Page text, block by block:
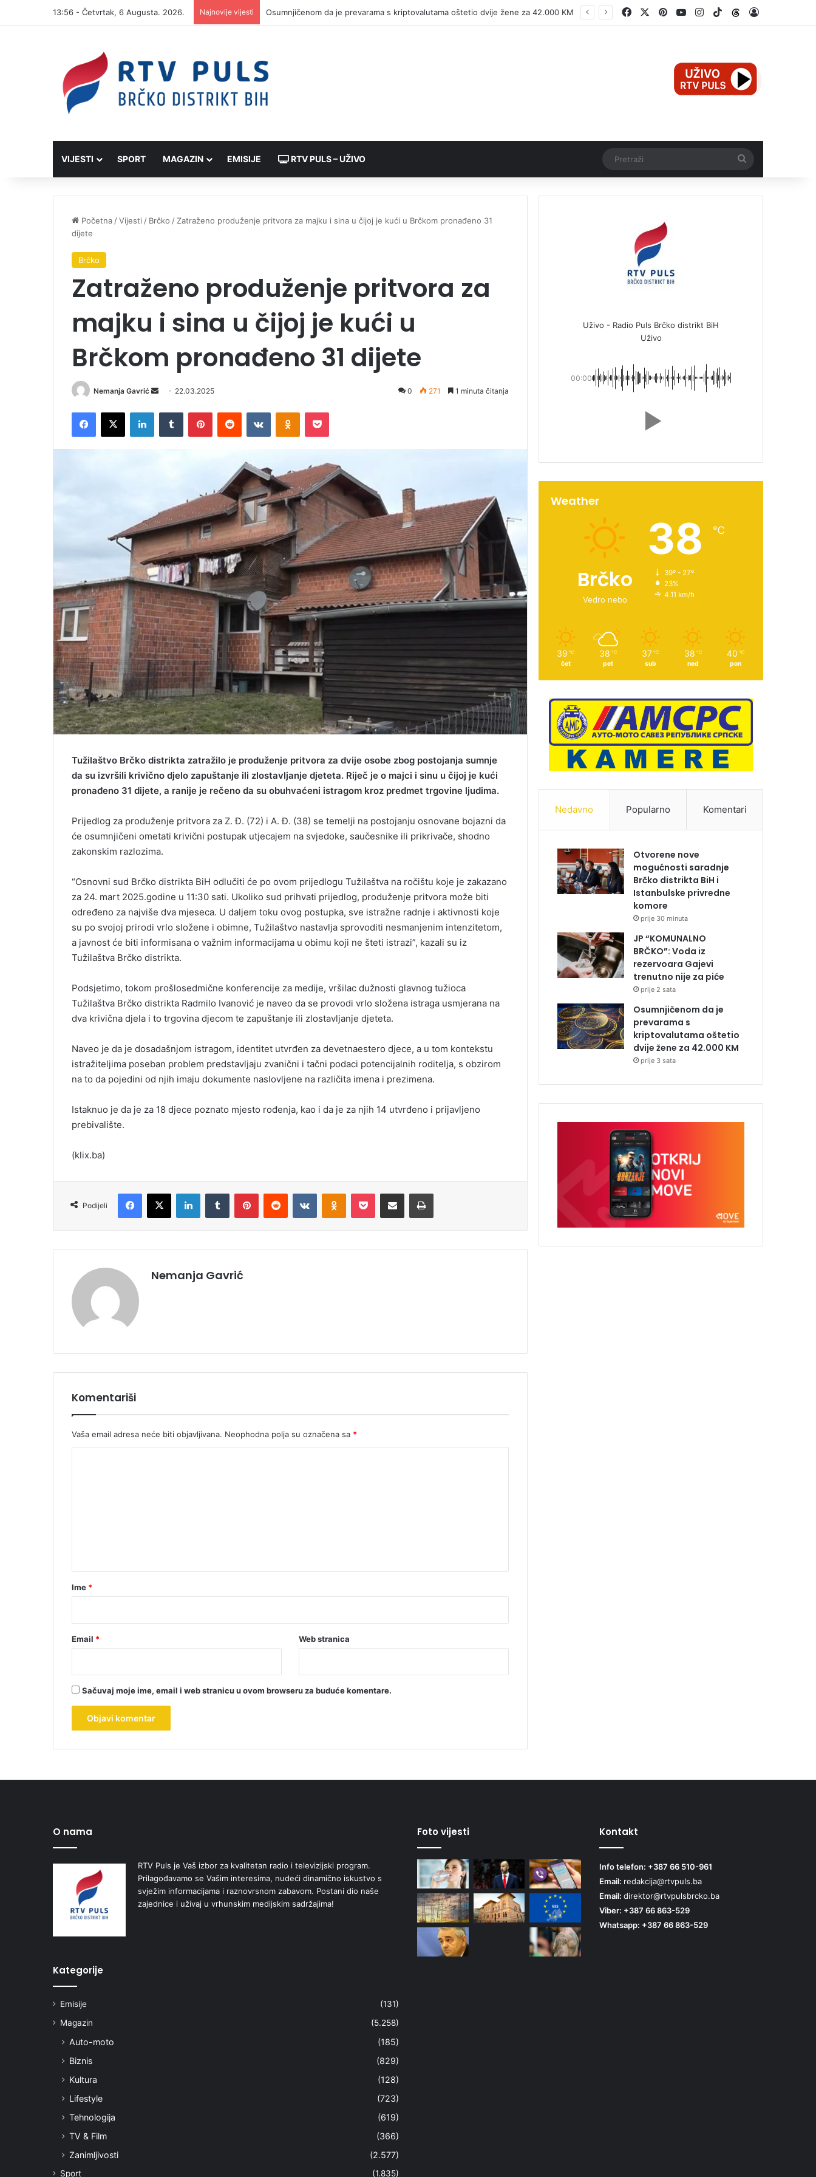
13:56 - Četvrtak, 6 Augusta. 2026. Najnovije vijesti JP KOMUNALNO BRČKO: RADOVI NA IZVORIŠTU ŠTREPCI – KORAK KA STABILNIJEM I KVALITETNIJEM VODOSNABDIJEVANJU FacebookPinterestYouTubeInstagram
TikTokThreads
VIJESTI SPORT MAGAZIN EMISIJE RTV PULS – UŽIVO
Početna /Vijesti / Brčko / Zatraženo produženje pritvora za majku i sina u čijoj je kući u Brčkom pronađeno 31
dijete
Brčko
Zatraženo produženje pritvora za
majku i sina u čijoj je kući u
Brčkom pronađeno 31 dijete
Nemanja Gavrić
d
i
l
22.03.2025 0 271 1 minuta čitanja
Tužilaštvo Brčko distrikta zatražilo je produženje pritvora za dvije osobe zbog postojanja sumnje
da su izvršili krivično djelo zapuštanje ili zlostavljanje djeteta. Riječ je o majci i sinu u čijoj je kući
pronađeno 31 dijete, a ranije je rečeno da su obuhvaćeni istragom kroz predmet trgovine ljudima.
Prijedlog za produženje pritvora za Z. Đ. (72) i A. Đ. (38) se temelji na postojanju osnovane bojazni da
će osumnjičeni ometati krivični postupak utjecajem na svjedoke, saučesnike ili prikrivače, shodno
zakonskim razlozima.
“Osnovni sud Brčko distrikta BiH odlučiti će po ovom prijedlogu Tužilaštva na ročištu koje je zakazano
za 24. mart 2025.godine u 11:30 sati. Ukoliko sud prihvati prijedlog, produženje pritvora može biti
određeno za najviše dva mjeseca. U daljem toku ovog postupka, sve istražne radnje i aktivnosti koje
su po svojoj prirodi vrlo složene i obimne, Tužilaštvo nastavlja sprovoditi nesmanjenim intenzitetom,
a javnost će biti informisana o važnim informacijama u obimu koji ne šteti istrazi”, kazali su iz
Tužilaštva Brčko distrikta.
Podsjetimo, tokom prošlosedmične konferencije za medije, vršilac dužnosti glavnog tužioca
Tužilaštva Brčko distrikta Radmilo Ivanović je naveo da se provodi vrlo složena istraga usmjerana na
dva krivična djela i to trgovina djecom te zapuštanje ili zlostavljanje djeteta.
Naveo je da je dosadašnjom istragom, identitet utvrđen za devetnaestero djece, a u tom kontekstu
istražiteljima poseban problem predstavljaju zvanični i tačni podaci potencijalnih roditelja, s obzirom
na to da pojedini od njih imaju dokumente naslovljene na različita imena i prezimena.
Istaknuo je da je za 18 djece poznato mjesto rođenja, kao i da je za njih 14 utvrđeno i prijavljeno
prebivalište.
(klix.ba)
Podijeli
Nemanja Gavrić
Komentariši
Vaša email adresa neće biti objavljivana. Neophodna polja su označena sa *
r
Ime *
Email * Web stranica
Sačuvaj moje ime, email i web stranicu u ovom browseru za buduće komentare.
Uživo - Radio Puls Brčko distrikt BiH
Uživo
00:00
Weather
Brčko
Vedro nebo
38 ℃
39º - 27º
23%
4.11 km/h
39 ℃
čet
38 ℃
pet
37 ℃
sub
38 ℃
ned
40 ℃
pon
Nedavno Popularno Komentari
Otvorene nove
mogućnosti saradnje
Brčko distrikta BiH i
Istanbulske privredne
komore
prije 30 minuta
JP “KOMUNALNO
BRČKO”: Voda iz
rezervoara Gajevi
trenutno nije za piće
prije 2 sata
Osumnjičenom da je
prevarama s
kriptovalutama oštetio
dvije žene za 42.000 KM
prije 3 sata
O nama
RTV Puls je Vaš izbor za kvalitetan radio i televizijski program.
Prilagođavamo se Vašim interesima, nudeći dinamično iskustvo s
svježim informacijama i raznovrsnom zabavom. Postani dio naše
zajednice i uživaj u vrhunskim medijskim sadržajima!
Kategorije
Emisije
(131)
Magazin
(5.258)
Auto-moto
(185)
Biznis
(829)
Kultura
(128)
Lifestyle
(723)
Tehnologija
(619)
TV & Film
(366)
Zanimljivosti
(2.577)
Sport (1.835)
Foto vijesti Kontakt
Info telefon: +387 66 510-961
Email: redakcija@rtvpuls.ba
Email: direktor@rtvpulsbrcko.ba
Viber: +387 66 863-529
Whatsapp: +387 66 863-529